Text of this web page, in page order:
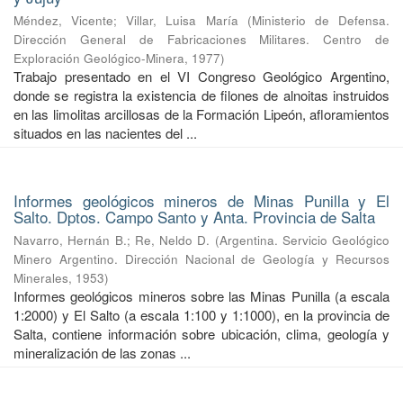
Méndez, Vicente;Villar, Luisa María (Ministerio de Defensa.
Dirección General de Fabricaciones Militares. Centro de
Exploración Geológico-Minera, 1977)
Trabajo presentado en el VI Congreso Geológico Argentino,
donde se registra la existencia de filones de alnoitas instruidos
en las limolitas arcillosas de la Formación Lipeón, afloramientos
situados en las nacientes del ...
Informes geológicos mineros de Minas Punilla y El
Salto. Dptos. Campo Santo y Anta. Provincia de Salta
Navarro, Hernán B.; Re, Neldo D. (Argentina. Servicio Geológico
Minero Argentino. Dirección Nacional de Geología y Recursos
Minerales, 1953)
Informes geológicos mineros sobre las Minas Punilla (a escala
1:2000) y El Salto (a escala 1:100 y 1:1000), en la provincia de
Salta, contiene información sobre ubicación, clima, geología y
mineralización de las zonas ...